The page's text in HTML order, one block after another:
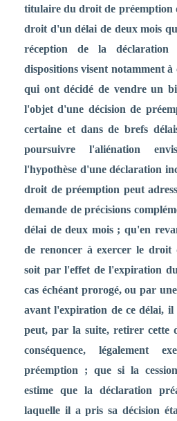
titulaire du droit de préemption
droit d'un délai de deux mois
réception de la
dispositions visent notamment
qui ont décidé de vendre un
l'objet d'une décision de
certaine et dans de brefs
poursuivre l'aliénation
l'hypothèse d'une déclaration
droit de préemption peut
demande de précisions
délai de deux mois ; qu'en
de renoncer à exercer le droit
soit par l'effet de l'expiration
cas échéant prorogé, ou par
avant l'expiration de ce délai, il
peut, par la suite, retirer cette
conséquence, légalement
préemption ; que si la
estime que la déclaration
laquelle il a pris sa décision